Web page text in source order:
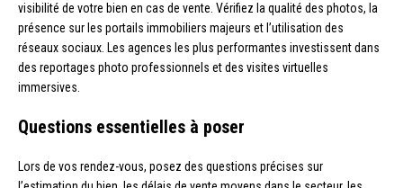
visibilité de votre bien en cas de vente. Vérifiez la qualité des photos, la
présence sur les portails immobiliers majeurs et l’utilisation des
réseaux sociaux. Les agences les plus performantes investissent dans
des reportages photo professionnels et des visites virtuelles
immersives.
Questions essentielles à poser
Lors de vos rendez-vous, posez des questions précises sur